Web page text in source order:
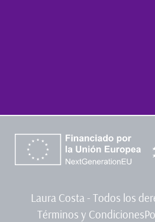
Laura Costa - Todos los
Términos y Condiciones